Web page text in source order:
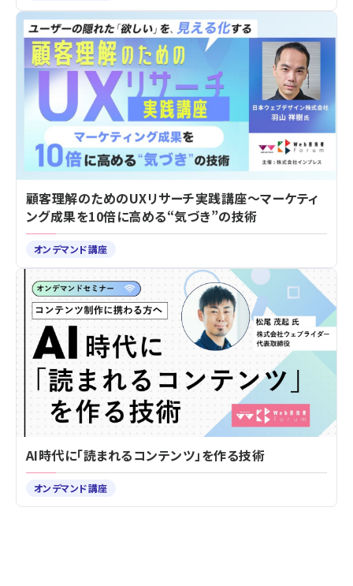
顧客理解のためのUXリサーチ実践講座～マーケティ
ング成果を10倍に高める“気づき”の技術
オンデマンド講座
AI時代に「読まれるコンテンツ」を作る技術
オンデマンド講座